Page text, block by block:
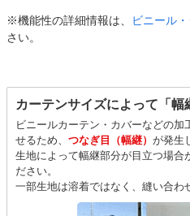
※機能性の詳細情報は、 ビニール
さい。
カーテンサイズによって「幅
ビニールカーテン・カバーなどの
せるため、 つなぎ目（幅継） が発生
生地によって幅継部分が目立つ場合
ださい。
一部生地は溶着ではなく、縫い合わ